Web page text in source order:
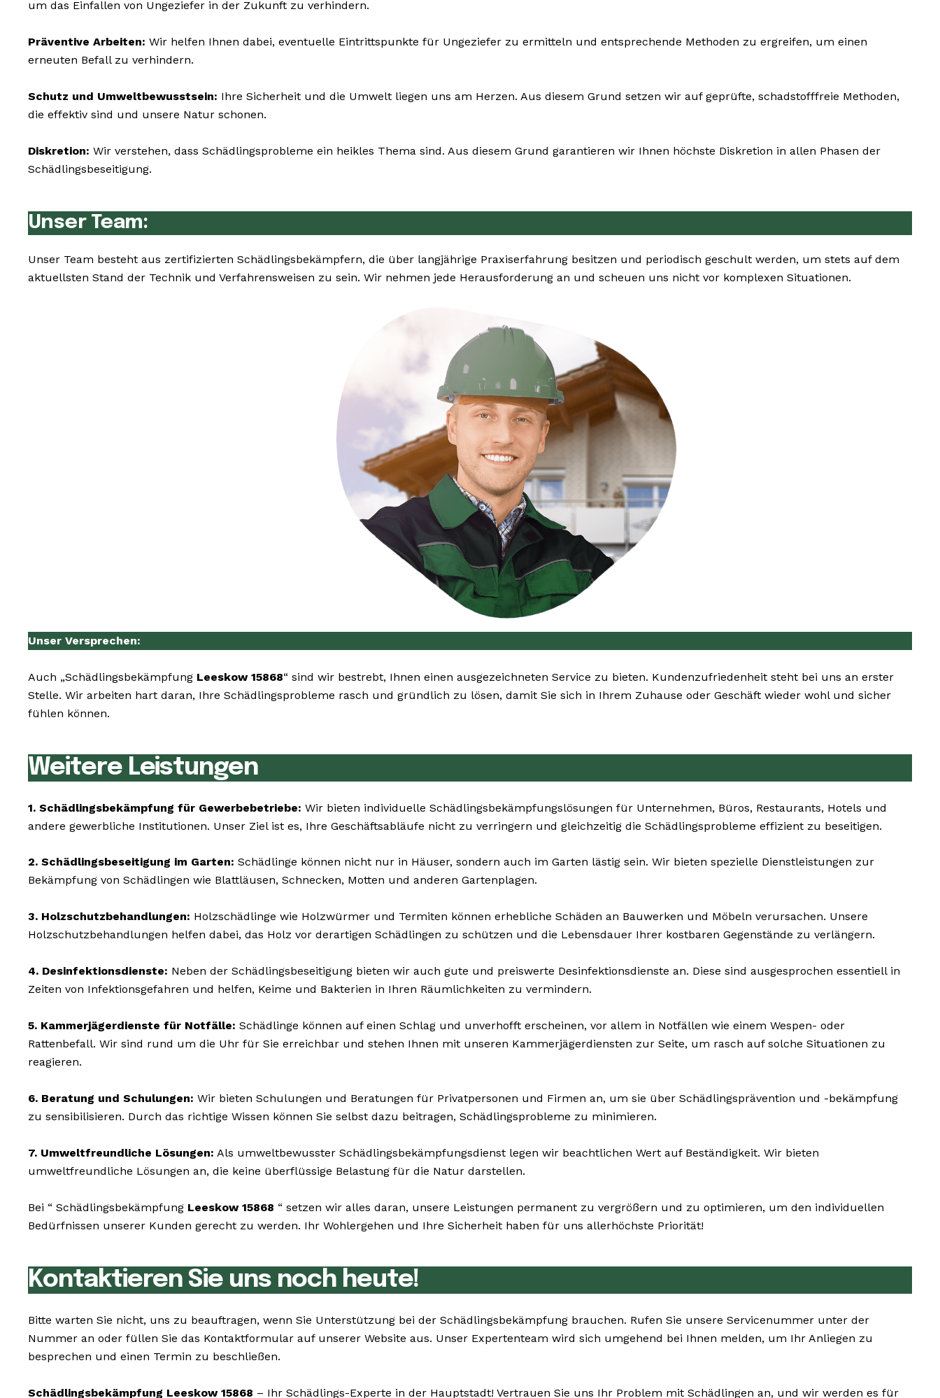
um das Einfallen von Ungeziefer in der Zukunft zu verhindern.
Präventive Arbeiten: Wir helfen Ihnen dabei, eventuelle Eintrittspunkte für Ungeziefer zu ermitteln und entsprechende Methoden zu ergreifen, um einen
erneuten Befall zu verhindern.
Schutz und Umweltbewusstsein: Ihre Sicherheit und die Umwelt liegen uns am Herzen. Aus diesem Grund setzen wir auf geprüfte, schadstofffreie Methoden,
die effektiv sind und unsere Natur schonen.
Diskretion: Wir verstehen, dass Schädlingsprobleme ein heikles Thema sind. Aus diesem Grund garantieren wir Ihnen höchste Diskretion in allen Phasen der
Schädlingsbeseitigung.
Unser Team:
Unser Team besteht aus zertifizierten Schädlingsbekämpfern, die über langjährige Praxiserfahrung besitzen und periodisch geschult werden, um stets auf dem
aktuellsten Stand der Technik und Verfahrensweisen zu sein. Wir nehmen jede Herausforderung an und scheuen uns nicht vor komplexen Situationen.
Unser Versprechen:
Auch „Schädlingsbekämpfung Leeskow 15868“ sind wir bestrebt, Ihnen einen ausgezeichneten Service zu bieten. Kundenzufriedenheit steht bei uns an erster
Stelle. Wir arbeiten hart daran, Ihre Schädlingsprobleme rasch und gründlich zu lösen, damit Sie sich in Ihrem Zuhause oder Geschäft wieder wohl und sicher
fühlen können.
Weitere Leistungen
1. Schädlingsbekämpfung für Gewerbebetriebe: Wir bieten individuelle Schädlingsbekämpfungslösungen für Unternehmen, Büros, Restaurants, Hotels und
andere gewerbliche Institutionen. Unser Ziel ist es, Ihre Geschäftsabläufe nicht zu verringern und gleichzeitig die Schädlingsprobleme effizient zu beseitigen.
2. Schädlingsbeseitigung im Garten: Schädlinge können nicht nur in Häuser, sondern auch im Garten lästig sein. Wir bieten spezielle Dienstleistungen zur
Bekämpfung von Schädlingen wie Blattläusen, Schnecken, Motten und anderen Gartenplagen.
3. Holzschutzbehandlungen: Holzschädlinge wie Holzwürmer und Termiten können erhebliche Schäden an Bauwerken und Möbeln verursachen. Unsere
Holzschutzbehandlungen helfen dabei, das Holz vor derartigen Schädlingen zu schützen und die Lebensdauer Ihrer kostbaren Gegenstände zu verlängern.
4. Desinfektionsdienste: Neben der Schädlingsbeseitigung bieten wir auch gute und preiswerte Desinfektionsdienste an. Diese sind ausgesprochen essentiell in
Zeiten von Infektionsgefahren und helfen, Keime und Bakterien in Ihren Räumlichkeiten zu vermindern.
5. Kammerjägerdienste für Notfälle: Schädlinge können auf einen Schlag und unverhofft erscheinen, vor allem in Notfällen wie einem Wespen- oder
Rattenbefall. Wir sind rund um die Uhr für Sie erreichbar und stehen Ihnen mit unseren Kammerjägerdiensten zur Seite, um rasch auf solche Situationen zu
reagieren.
6. Beratung und Schulungen: Wir bieten Schulungen und Beratungen für Privatpersonen und Firmen an, um sie über Schädlingsprävention und -bekämpfung
zu sensibilisieren. Durch das richtige Wissen können Sie selbst dazu beitragen, Schädlingsprobleme zu minimieren.
7. Umweltfreundliche Lösungen: Als umweltbewusster Schädlingsbekämpfungsdienst legen wir beachtlichen Wert auf Beständigkeit. Wir bieten
umweltfreundliche Lösungen an, die keine überflüssige Belastung für die Natur darstellen.
Bei “ Schädlingsbekämpfung Leeskow 15868 “ setzen wir alles daran, unsere Leistungen permanent zu vergrößern und zu optimieren, um den individuellen
Bedürfnissen unserer Kunden gerecht zu werden. Ihr Wohlergehen und Ihre Sicherheit haben für uns allerhöchste Priorität!
Kontaktieren Sie uns noch heute!
Bitte warten Sie nicht, uns zu beauftragen, wenn Sie Unterstützung bei der Schädlingsbekämpfung brauchen. Rufen Sie unsere Servicenummer unter der
Nummer an oder füllen Sie das Kontaktformular auf unserer Website aus. Unser Expertenteam wird sich umgehend bei Ihnen melden, um Ihr Anliegen zu
besprechen und einen Termin zu beschließen.
Schädlingsbekämpfung Leeskow 15868 – Ihr Schädlings-Experte in der Hauptstadt! Vertrauen Sie uns Ihr Problem mit Schädlingen an, und wir werden es für